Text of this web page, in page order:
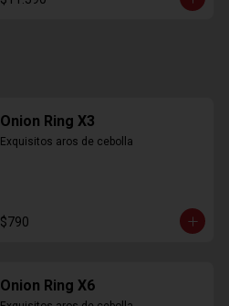
Onion Ring X3
Exquisitos aros de cebolla
$790
Onion Ring X6